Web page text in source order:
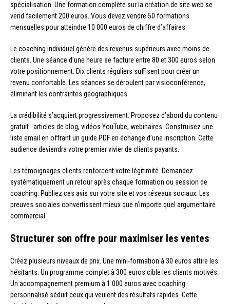
spécialisation. Une formation complète sur la création de site web se
vend facilement 200 euros. Vous devez vendre 50 formations
mensuelles pour atteindre 10 000 euros de chiffre d’affaires.
Le coaching individuel génère des revenus supérieurs avec moins de
clients. Une séance d’une heure se facture entre 80 et 300 euros selon
votre positionnement. Dix clients réguliers suffisent pour créer un
revenu confortable. Les séances se déroulent par visioconférence,
éliminant les contraintes géographiques.
La crédibilité s’acquiert progressivement. Proposez d’abord du contenu
gratuit : articles de blog, vidéos YouTube, webinaires. Construisez une
liste email en offrant un guide PDF en échange d’une inscription. Cette
audience deviendra votre premier vivier de clients payants.
Les témoignages clients renforcent votre légitimité. Demandez
systématiquement un retour après chaque formation ou session de
coaching. Publiez ces avis sur votre site et vos réseaux sociaux. Les
preuves sociales convertissent mieux que n’importe quel argumentaire
commercial.
Structurer son offre pour maximiser les ventes
Créez plusieurs niveaux de prix. Une mini-formation à 30 euros attire les
hésitants. Un programme complet à 300 euros cible les clients motivés.
Un accompagnement premium à 1 000 euros avec coaching
personnalisé séduit ceux qui veulent des résultats rapides. Cette